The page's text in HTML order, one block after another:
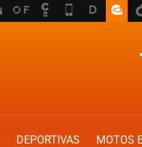
DEPORTIVAS MOTOS